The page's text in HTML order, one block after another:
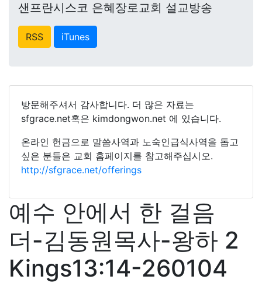
샌프란시스코 은혜장로교회 설교방송
RSS iTunes
방문해주셔서 감사합니다. 더 많은 자료는
sfgrace.net혹은 kimdongwon.net 에 있습니다.
온라인 헌금으로 말씀사역과 노숙인급식사역을 돕고
싶은 분들은 교회 홈페이지를 참고해주십시오.
http://sfgrace.net/offerings
예수 안에서 한 걸음
더-김동원목사-왕하 2
Kings13:14-260104